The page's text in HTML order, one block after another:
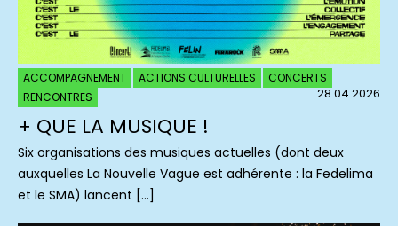
ACCOMPAGNEMENT ACTIONS CULTURELLES
CONCERTS
RENCONTRES
28.04.2026
+ QUE LA MUSIQUE !
Six organisations des musiques actuelles (dont deux
auxquelles La Nouvelle Vague est adhérente : la Fedelima
et le SMA) lancent […]